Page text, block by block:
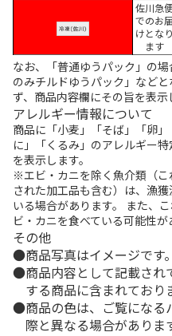
佐川急
でのお届
けとなり
ます
なお、「普通ゆうパック」の
のみチルドゆうパック」など
ず、商品内容欄にその旨を表示
アレルギー情報について
商品に「小麦」「そば」「卵
に」「くるみ」のアレルギー
を表示します。
※エビ・カニを除く魚介類（
された加工品も含む）は、漁
いる場合があります。 また、
ビ・カニを食べている可能性が
その他
商品写真はイメージです。
商品内容として記載さ
する商品に含まれており
商品の色は、ご覧になる
際と異なる場合がありま